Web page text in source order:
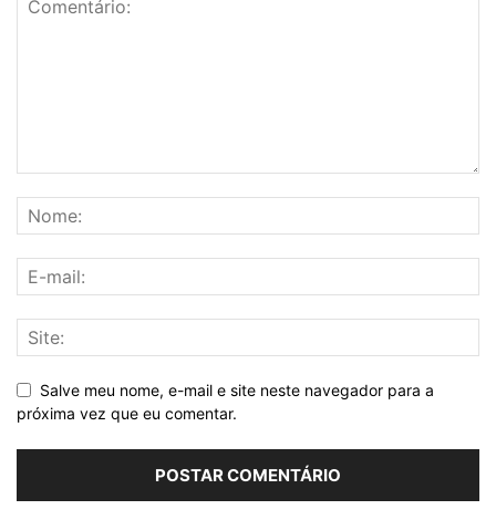
Salve meu nome, e-mail e site neste navegador para a
próxima vez que eu comentar.